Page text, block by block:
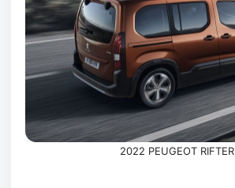
2022 PEUGEOT RIFTER